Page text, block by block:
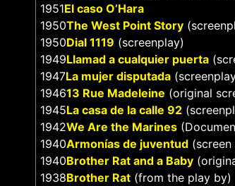
1951El caso O’Hara
1950The West Point Story
1950Dial 1119 (screenplay)
1949Llamad a cualquier puerta
1947La mujer disputada
194613 Rue Madeleine (original
1945La casa de la calle 92
1942We Are the Marines
1940Armonías de juventud (screen
1940Brother Rat and a Baby
1938Brother Rat (from the play by)